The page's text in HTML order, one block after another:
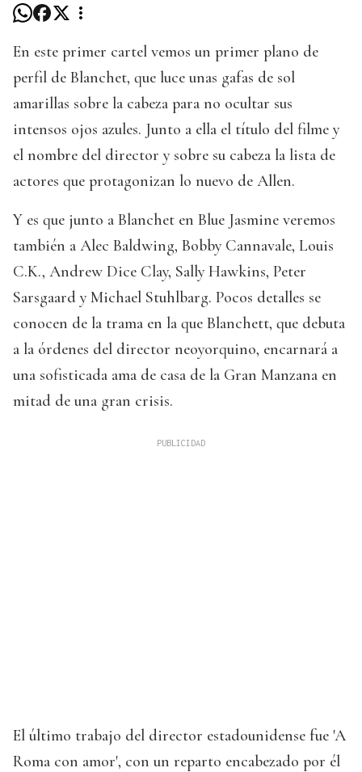
En este primer cartel vemos un primer plano de
perfil de Blanchet, que luce unas gafas de sol
amarillas sobre la cabeza para no ocultar sus
intensos ojos azules. Junto a ella el título del filme y
el nombre del director y sobre su cabeza la lista de
actores que protagonizan lo nuevo de Allen.
Y es que junto a Blanchet en Blue Jasmine veremos
también a Alec Baldwing, Bobby Cannavale, Louis
C.K., Andrew Dice Clay, Sally Hawkins, Peter
Sarsgaard y Michael Stuhlbarg. Pocos detalles se
conocen de la trama en la que Blanchett, que debuta
a la órdenes del director neoyorquino, encarnará a
una sofisticada ama de casa de la Gran Manzana en
mitad de una gran crisis.
El último trabajo del director estadounidense fue 'A
Roma con amor', con un reparto encabezado por él